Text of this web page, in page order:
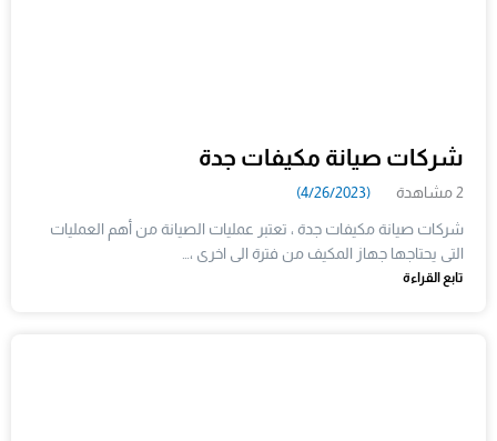
شركات صيانة مكيفات جدة
2 مشاهدة (4/26/2023)
شركات صيانة مكيفات جدة ، تعتبر عمليات الصيانة من أهم العمليات
التى يحتاجها جهاز المكيف من فترة الى اخرى ،…
تابع القراءة